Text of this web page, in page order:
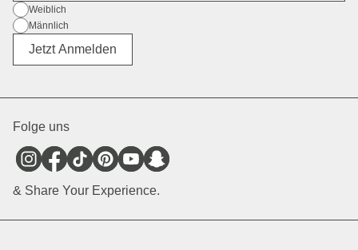
Geschlecht
Weiblich
Männlich
Divers
Jetzt Anmelden
Folge uns
& Share Your Experience.